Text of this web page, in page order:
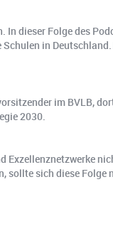
dieser Folge des
in
im BVLB,
2030.
sich diese Folge